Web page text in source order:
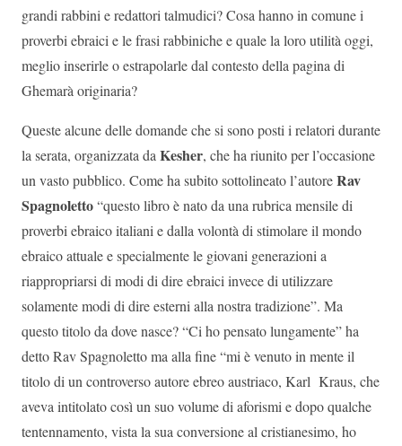
grandi rabbini e redattori talmudici? Cosa hanno in comune i
proverbi ebraici e le frasi rabbiniche e quale la loro utilità oggi,
meglio inserirle o estrapolarle dal contesto della pagina di
Ghemarà originaria?
Queste alcune delle domande che si sono posti i relatori durante
la serata, organizzata da Kesher, che ha riunito per l’occasione
un vasto pubblico. Come ha subito sottolineato l’autoreRav
Spagnoletto“questo libro è nato da una rubrica mensile di
proverbi ebraico italiani e dalla volontà di stimolare il mondo
ebraico attuale e specialmente le giovani generazioni a
riappropriarsi di modi di dire ebraici invece di utilizzare
solamente modi di dire esterni alla nostra tradizione”. Ma
questo titolo da dove nasce? “Ci ho pensato lungamente” ha
detto Rav Spagnoletto ma alla fine “mi è venuto in mente il
titolo di un controverso autore ebreo austriaco, Karl Kraus, che
aveva intitolato così un suo volume di aforismi e dopo qualche
tentennamento, vista la sua conversione al cristianesimo, ho